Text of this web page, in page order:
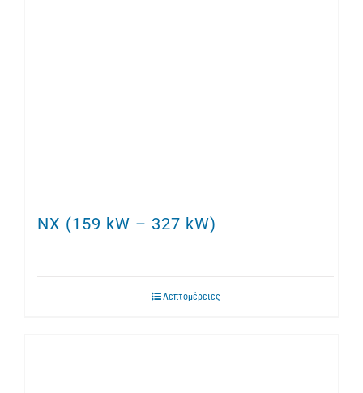
NX (159 kW – 327 kW)
Λεπτομέρειες